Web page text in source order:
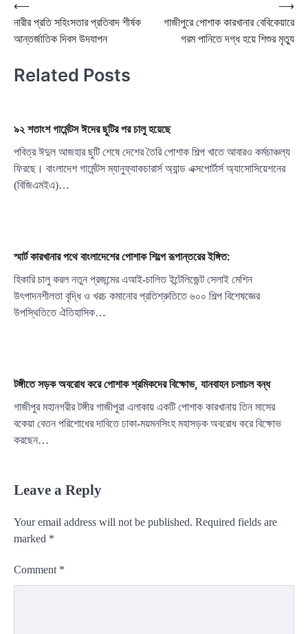
Post
navigation
⟵
নারীর প্রতি সহিংসতার প্রতিবাদ শীর্ষক
আন্তর্জাতিক দিবস উদযাপন
গাজীপুরে পোশাক কারখানার বেবিকেয়ারে
গরম পানিতে দগ্ধ হয়ে শিশুর মৃত্যু
⟶
Related Posts
৯২ শতাংশ গার্মেন্টস ঈদের ছুটির পর চালু হয়েছে
পবিত্র ঈদুল আজহার ছুটি শেষে দেশের তৈরি পোশাক শিল্প খাতে আবারও কর্মচাঞ্চল্য
ফিরছে। বাংলাদেশ গার্মেন্টস ম্যানুফ্যাকচারার্স অ্যান্ড এক্সপোর্টার্স অ্যাসোসিয়েশনের
(বিজিএমইএ)…
স্মার্ট কারখানার পথে বাংলাদেশের পোশাক শিল্পে রূপান্তরের ইঙ্গিত:
হিকারি চালু করল নতুন প্রজন্মের এআই-চালিত ইন্টেলিজেন্ট সেলাই মেশিন
উৎপাদনশীলতা বৃদ্ধি ও খরচ কমানোর প্রতিশ্রুতিতে ৬০০ শিল্প বিশেষজ্ঞের
উপস্থিতিতে ঐতিহাসিক…
টঙ্গীতে সড়ক অবরোধ করে পোশাক শ্রমিকদের বিক্ষোভ, যানবাহন চলাচল বন্ধ
গাজীপুর মহানগরীর টঙ্গীর গাজীপুরা এলাকায় একটি পোশাক কারখানায় তিন মাসের
বকেয়া বেতন পরিশোধের দাবিতে ঢাকা-ময়মনসিংহ মহাসড়ক অবরোধ করে বিক্ষোভ
করছেন…
Leave a Reply
Your email address will not be published. Required fields are
marked *
Comment *